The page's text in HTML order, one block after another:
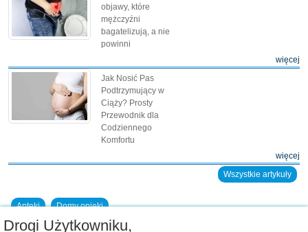
objawy, które
mężczyźni
bagatelizują, a nie
powinni
więcej
Jak Nosić Pas
Podtrzymujący w
Ciąży? Prosty
Przewodnik dla
Codziennego
Komfortu
więcej
Wszystkie artykuły
Apteki Domy opieki
Drogi Użytkowniku,